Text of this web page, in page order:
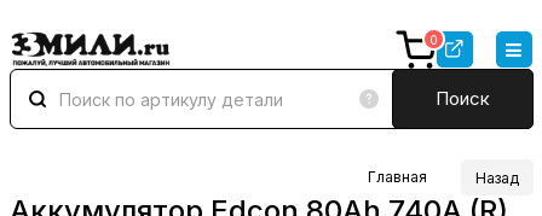
Поиск
0
Главная Назад